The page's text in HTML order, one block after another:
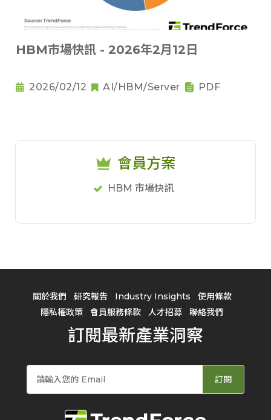
HBM市場快訊 - 2026年2月12日
2026/02/12 AI/HBM/Server PDF
會員方案
HBM 市場快訊
關於我們 研究報告 Industry Insights
使用條款
隱私權政策
會員服務條款 人才招募 聯絡我們
訂閱最新產業洞察
訂閱